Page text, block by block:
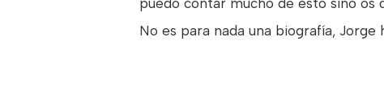
puedo contar mucho de esto sino os
No es para nada una biografía,